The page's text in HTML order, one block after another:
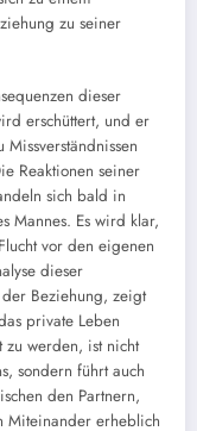
zu seiner
dieser
erschüttert, und er
Reaktionen seiner
sich bald in
Mannes. Es wird klar,
vor den eigenen
dieser
Beziehung, zeigt
private Leben
zu werden, ist nicht
sondern führt auch
den Partnern,
Miteinander erheblich